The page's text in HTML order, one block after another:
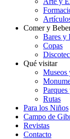
Comer y
Bares y
Copas
Qué visitar
Museos
Rutas
Para los Niños
Campo de
Revistas
Contacto